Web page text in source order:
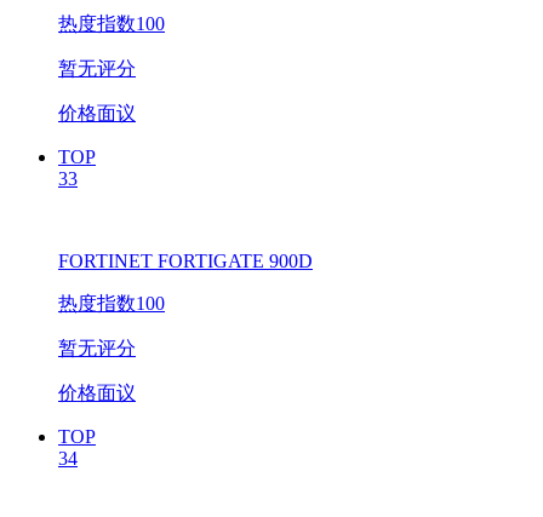
热度指数100
暂无评分
价格面议
TOP
33
FORTINET FORTIGATE 900D
热度指数100
暂无评分
价格面议
TOP
34